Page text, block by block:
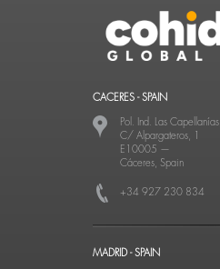
CACERES - SPAIN
Pol. Ind. Las Capellanías,
C/ Alpargateros, 1
E10005 —
Cáceres, Spain
+34 927 230 834
MADRID - SPAIN